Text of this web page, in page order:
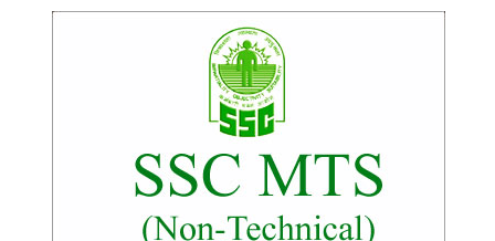
SSC CGL (Tier-1) हिन्दी PDF Notes
SSC CGL Tier-2 Notes
Scientific Assistant(IMD) PDF Notes